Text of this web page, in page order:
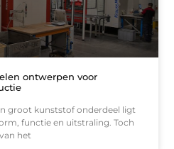
ontwerpen voor
groot kunststof onderdeel ligt
functie en uitstraling. Toch
het